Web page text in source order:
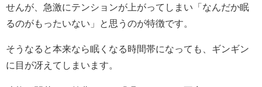
せんが、急激にテンションが上がってしまい「なんだか眠
るのがもったいない」と思うのが特徴です。
そうなると本来なら眠くなる時間帯になっても、ギンギン
に目が冴えてしまいます。